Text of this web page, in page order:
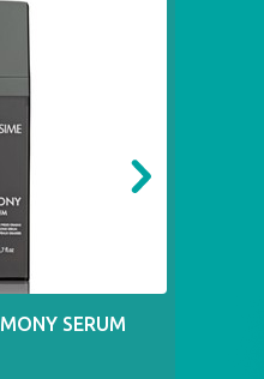
SERUM